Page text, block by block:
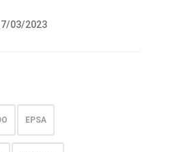
03/2023
EPSA